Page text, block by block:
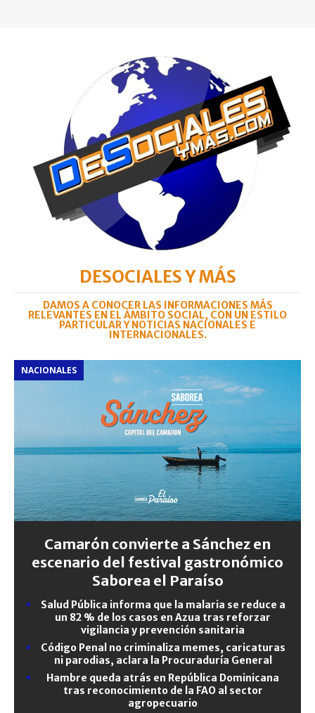
DESOCIALES Y MÁS
DAMOS A CONOCER LAS INFORMACIONES MÁS
RELEVANTES EN EL ÁMBITO SOCIAL, CON UN ESTILO
PARTICULAR Y NOTICIAS NACIONALES E
INTERNACIONALES.
NACIONALES
Camarón convierte a Sánchez en
escenario del festival gastronómico
Saborea el Paraíso
Salud Pública informa que la malaria se reduce a
un 82 % de los casos en Azua tras reforzar
vigilancia y prevención sanitaria
Código Penal no criminaliza memes, caricaturas
ni parodias, aclara la Procuraduría General
Hambre queda atrás en República Dominicana
tras reconocimiento de la FAO al sector
agropecuario